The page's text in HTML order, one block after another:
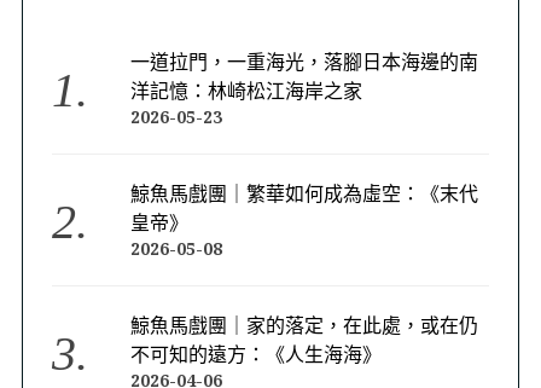
一道拉門，一重海光，落腳日本海邊的南
洋記憶：林崎松江海岸之家
2026-05-23
鯨魚馬戲團｜繁華如何成為虛空：《末代
皇帝》
2026-05-08
鯨魚馬戲團｜家的落定，在此處，或在仍
不可知的遠方：《人生海海》
2026-04-06